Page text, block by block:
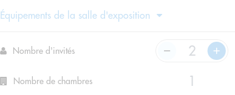
Équipements de la salle d'exposition
Nombre d'invités
Nombre de chambres